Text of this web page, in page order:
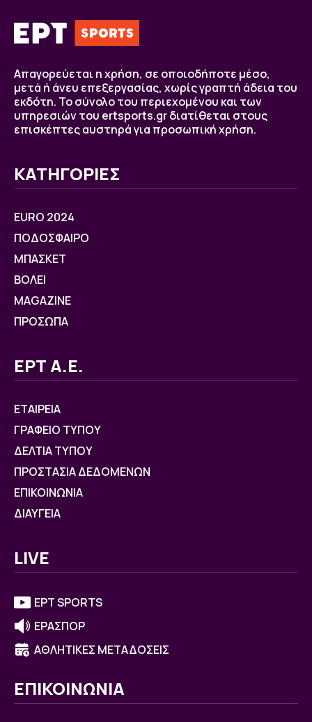
Απαγορεύεται η χρήση, σε οποιοδήποτε μέσο,
μετά ή άνευ επεξεργασίας, χωρίς γραπτή άδεια του
εκδότη. Το σύνολο του περιεχομένου και των
υπηρεσιών του ertsports.gr διατίθεται στους
επισκέπτες αυστηρά για προσωπική χρήση.
ΚΑΤΗΓΟΡΙΕΣ
EURO 2024
ΠΟΔΟΣΦΑΙΡΟ
ΜΠΑΣΚΕΤ
ΒOΛΕΙ
MAGAZINE
ΠΡΟΣΩΠΑ
ΕΡΤ Α.Ε.
ΕΤΑΙΡΕΙΑ
ΓΡΑΦΕΙΟ ΤΥΠΟΥ
ΔΕΛΤΙΑ ΤΥΠΟΥ
ΠΡΟΣΤΑΣΙΑ ΔΕΔΟΜΕΝΩΝ
ΕΠΙΚΟΙΝΩΝΙΑ
ΔΙΑΥΓΕΙΑ
LIVE
ΕΡΤ SPORTS
ΕΡΑΣΠΟΡ
ΑΘΛΗΤΙΚΕΣ ΜΕΤΑΔΟΣΕΙΣ
ΕΠΙΚΟΙΝΩΝΙΑ